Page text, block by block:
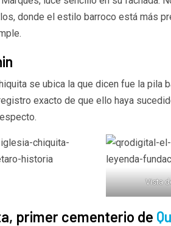
donde el estilo barroco está más
se ubica la que dicen fue la pila
exacto de que ello haya
Vista
primer cementerio de